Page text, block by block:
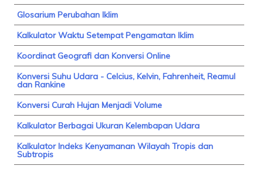
Glosarium Perubahan Iklim
Kalkulator Waktu Setempat Pengamatan Iklim
Koordinat Geografi dan Konversi Online
Konversi Suhu Udara - Celcius, Kelvin, Fahrenheit, Reamul
dan Rankine
Konversi Curah Hujan Menjadi Volume
Kalkulator Berbagai Ukuran Kelembapan Udara
Kalkulator Indeks Kenyamanan Wilayah Tropis dan
Subtropis